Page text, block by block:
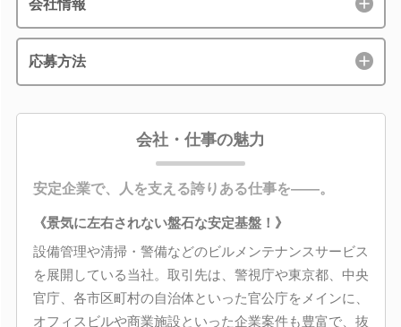
会社情報
応募方法
会社・仕事の魅力
安定企業で、人を支える誇りある仕事を――。
《景気に左右されない盤石な安定基盤！》
設備管理や清掃・警備などのビルメンテナンスサービス
を展開している当社。取引先は、警視庁や東京都、中央
官庁、各市区町村の自治体といった官公庁をメインに、
オフィスビルや商業施設といった企業案件も豊富で、抜